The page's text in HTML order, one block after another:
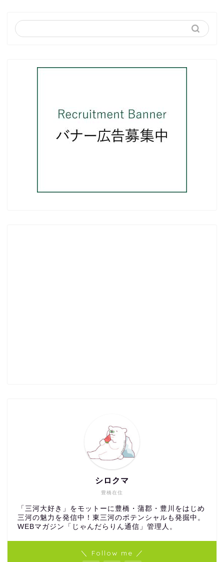
豊橋在住
シロクマ
「三河大好き」をモットーに豊橋・蒲郡・豊川をはじめ
三河の魅力を発信中！東三河のポテンシャルも発掘中。
WEBマガジン「じゃんだらりん通信」管理人。
＼ Follow me ／